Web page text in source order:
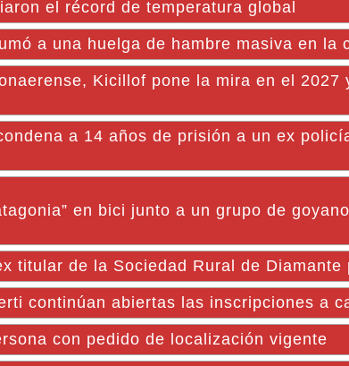
el récord de temperatura global
a una huelga de hambre masiva en la
Kicillof pone la mira en el 2027
a 14 años de prisión a un ex
en bici junto a un grupo de
titular de la Sociedad Rural de Diamante
continúan abiertas las inscripciones a
con pedido de localización vigente